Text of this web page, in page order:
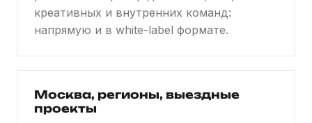
креативных и внутренних команд:
напрямую и в white-label формате.
Москва, регионы, выездные
проекты